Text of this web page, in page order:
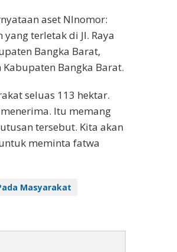
aset Nlnomor:
terletak di Jl. Raya
Bangka Barat,
Bangka Barat.
seluas 113 hektar.
Itu memang
tersebut. Kita akan
meminta fatwa
Masyarakat